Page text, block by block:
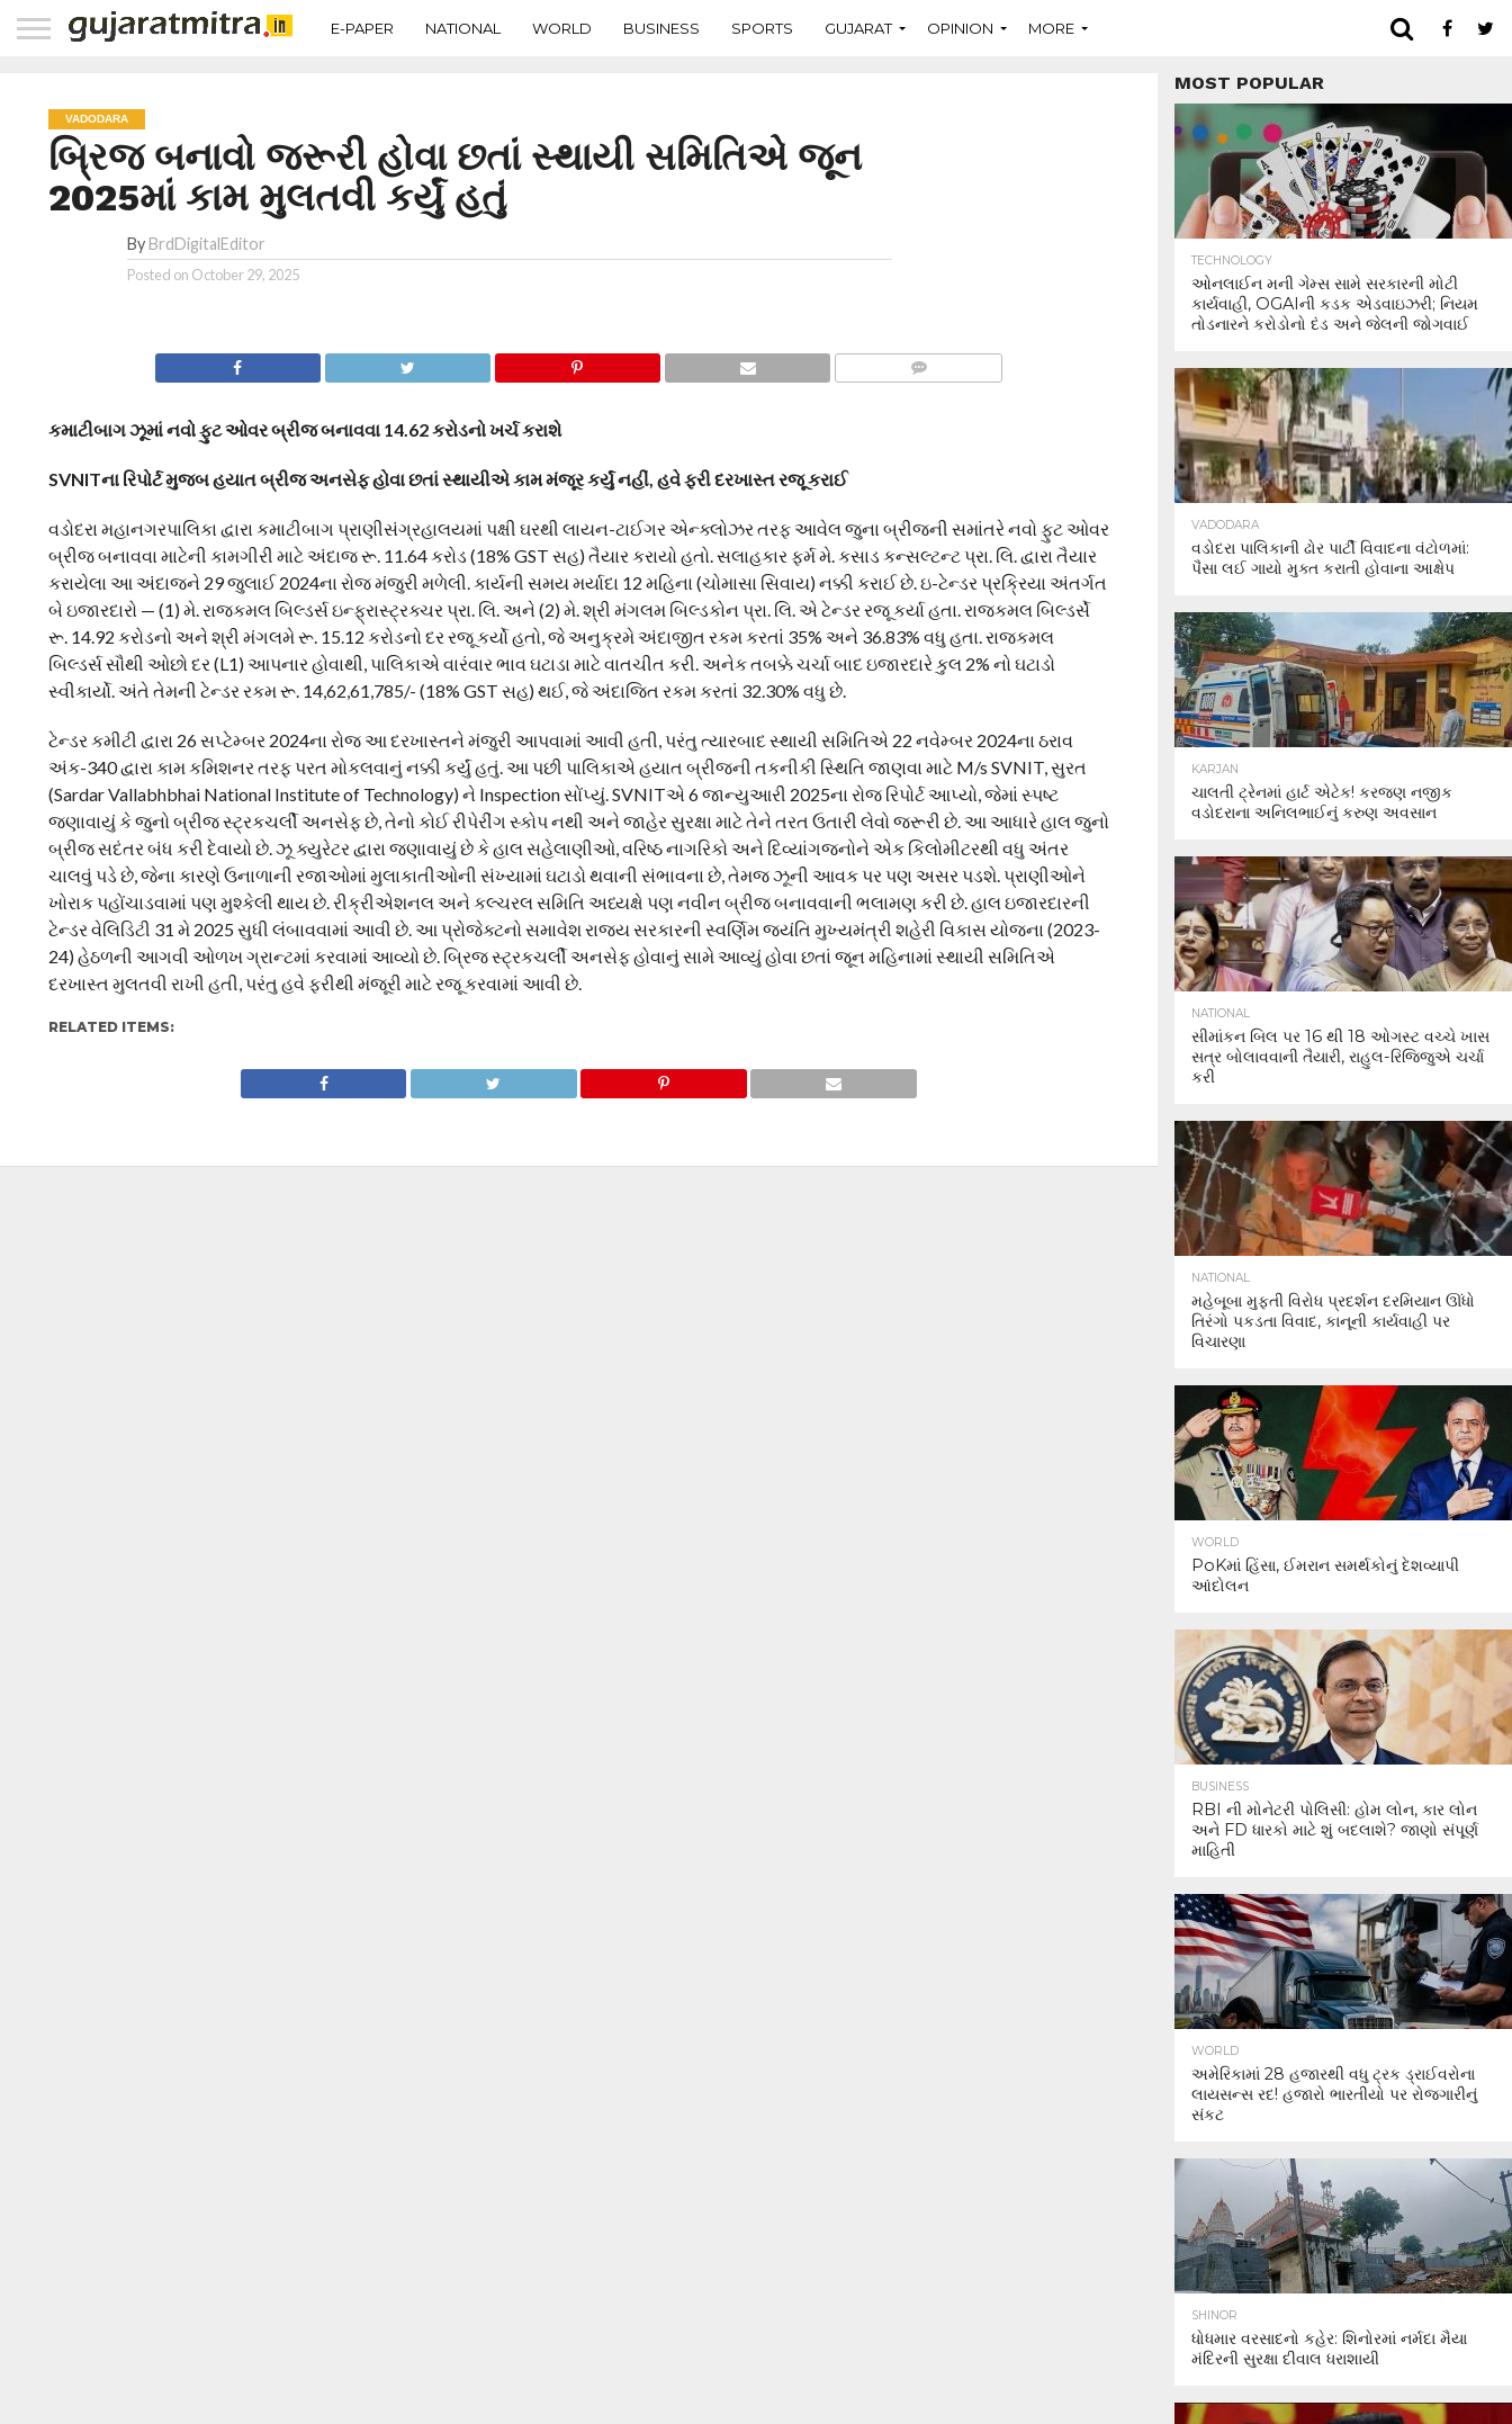
E-PAPER NATIONAL WORLD BUSINESS SPORTS GUJARAT OPINION MORE
VADODARA
બ્રિજ બનાવો જરૂરી હોવા છતાં સ્થાયી સમિતિએ જૂન
2025માં કામ મુલતવી કર્યું હતું
By BrdDigitalEditor
Posted on October 29, 2025
કમાટીબાગ ઝૂમાં નવો ફુટ ઓવર બ્રીજ બનાવવા 14.62 કરોડનો ખર્ચ કરાશે
SVNITના રિપોર્ટ મુજબ હયાત બ્રીજ અનસેફ હોવા છતાં સ્થાયીએ કામ મંજૂર કર્યું નહીં, હવે ફરી દરખાસ્ત રજૂ કરાઈ
વડોદરા મહાનગરપાલિકા દ્વારા કમાટીબાગ પ્રાણીસંગ્રહાલયમાં પક્ષી ઘરથી લાયન-ટાઈગર એન્ક્લોઝર તરફ આવેલ જુના બ્રીજની સમાંતરે નવો ફુટ ઓવર
બ્રીજ બનાવવા માટેની કામગીરી માટે અંદાજ રૂ. 11.64 કરોડ (18% GST સહ) તૈયાર કરાયો હતો. સલાહકાર ફર્મ મે. કસાડ કન્સલ્ટન્ટ પ્રા. લિ. દ્વારા તૈયાર
કરાયેલા આ અંદાજને 29 જુલાઈ 2024ના રોજ મંજુરી મળેલી. કાર્યની સમય મર્યાદા 12 મહિના (ચોમાસા સિવાય) નક્કી કરાઈ છે. ઇ-ટેન્ડર પ્રક્રિયા અંતર્ગત
બે ઇજારદારો — (1) મે. રાજકમલ બિલ્ડર્સ ઇન્ફ્રાસ્ટ્રક્ચર પ્રા. લિ. અને (2) મે. શ્રી મંગલમ બિલ્ડકોન પ્રા. લિ. એ ટેન્ડર રજૂ કર્યા હતા. રાજકમલ બિલ્ડર્સે
રૂ. 14.92 કરોડનો અને શ્રી મંગલમે રૂ. 15.12 કરોડનો દર રજૂ કર્યો હતો, જે અનુક્રમે અંદાજીત રકમ કરતાં 35% અને 36.83% વધુ હતા. રાજકમલ
બિલ્ડર્સ સૌથી ઓછો દર (L1) આપનાર હોવાથી, પાલિકાએ વારંવાર ભાવ ઘટાડા માટે વાતચીત કરી. અનેક તબક્કે ચર્ચા બાદ ઇજારદારે કુલ 2% નો ઘટાડો
સ્વીકાર્યો. અંતે તેમની ટેન્ડર રકમ રૂ. 14,62,61,785/- (18% GST સહ) થઈ, જે અંદાજિત રકમ કરતાં 32.30% વધુ છે.
ટેન્ડર કમીટી દ્વારા 26 સપ્ટેમ્બર 2024ના રોજ આ દરખાસ્તને મંજુરી આપવામાં આવી હતી, પરંતુ ત્યારબાદ સ્થાયી સમિતિએ 22 નવેમ્બર 2024ના ઠરાવ
અંક-340 દ્વારા કામ કમિશનર તરફ પરત મોકલવાનું નક્કી કર્યું હતું. આ પછી પાલિકાએ હયાત બ્રીજની તકનીકી સ્થિતિ જાણવા માટે M/s SVNIT, સુરત
(Sardar Vallabhbhai National Institute of Technology) ને Inspection સોંપ્યું. SVNITએ 6 જાન્યુઆરી 2025ના રોજ રિપોર્ટ આપ્યો, જેમાં સ્પષ્ટ
જણાવાયું કે જુનો બ્રીજ સ્ટ્રકચર્લી અનસેફ છે, તેનો કોઈ રીપેરીંગ સ્કોપ નથી અને જાહેર સુરક્ષા માટે તેને તરત ઉતારી લેવો જરૂરી છે. આ આધારે હાલ જુનો
બ્રીજ સદંતર બંધ કરી દેવાયો છે. ઝૂ ક્યુરેટર દ્વારા જણાવાયું છે કે હાલ સહેલાણીઓ, વરિષ્ઠ નાગરિકો અને દિવ્યાંગજનોને એક કિલોમીટરથી વધુ અંતર
ચાલવું પડે છે, જેના કારણે ઉનાળાની રજાઓમાં મુલાકાતીઓની સંખ્યામાં ઘટાડો થવાની સંભાવના છે, તેમજ ઝૂની આવક પર પણ અસર પડશે. પ્રાણીઓને
ખોરાક પહોંચાડવામાં પણ મુશ્કેલી થાય છે. રીક્રીએશનલ અને કલ્ચરલ સમિતિ અધ્યક્ષે પણ નવીન બ્રીજ બનાવવાની ભલામણ કરી છે. હાલ ઇજારદારની
ટેન્ડર વેલિડિટી 31 મે 2025 સુધી લંબાવવામાં આવી છે. આ પ્રોજેક્ટનો સમાવેશ રાજ્ય સરકારની સ્વર્ણિમ જયંતિ મુખ્યમંત્રી શહેરી વિકાસ યોજના (2023-
24) હેઠળની આગવી ઓળખ ગ્રાન્ટમાં કરવામાં આવ્યો છે. બ્રિજ સ્ટ્રકચર્લી અનસેફ હોવાનું સામે આવ્યું હોવા છતાં જૂન મહિનામાં સ્થાયી સમિતિએ
દરખાસ્ત મુલતવી રાખી હતી, પરંતુ હવે ફરીથી મંજૂરી માટે રજૂ કરવામાં આવી છે.
RELATED ITEMS:
MOST POPULAR
TECHNOLOGY
ઓનલાઈન મની ગેમ્સ સામે સરકારની મોટી
કાર્યવાહી, OGAIની કડક એડવાઇઝરી; નિયમ
તોડનારને કરોડોનો દંડ અને જેલની જોગવાઈ
VADODARA
વડોદરા પાલિકાની ઢોર પાર્ટી વિવાદના વંટોળમાં:
પૈસા લઈ ગાયો મુક્ત કરાતી હોવાના આક્ષેપ
KARJAN
ચાલતી ટ્રેનમાં હાર્ટ એટેક! કરજણ નજીક
વડોદરાના અનિલભાઈનું કરુણ અવસાન
NATIONAL
સીમાંકન બિલ પર 16 થી 18 ઓગસ્ટ વચ્ચે ખાસ
સત્ર બોલાવવાની તૈયારી, રાહુલ-રિજિજુએ ચર્ચા
કરી
NATIONAL
મહેબૂબા મુફ્તી વિરોધ પ્રદર્શન દરમિયાન ઊંધો
તિરંગો પકડતા વિવાદ, કાનૂની કાર્યવાહી પર
વિચારણા
WORLD
PoKમાં હિંસા, ઈમરાન સમર્થકોનું દેશવ્યાપી
આંદોલન
BUSINESS
RBI ની મોનેટરી પોલિસી: હોમ લોન, કાર લોન
અને FD ધારકો માટે શું બદલાશે? જાણો સંપૂર્ણ
માહિતી
WORLD
અમેરિકામાં 28 હજારથી વધુ ટ્રક ડ્રાઈવરોના
લાયસન્સ રદ! હજારો ભારતીયો પર રોજગારીનું
સંકટ
SHINOR
ધોધમાર વરસાદનો કહેર: શિનોરમાં નર્મદા મૈયા
મંદિરની સુરક્ષા દીવાલ ધરાશાયી